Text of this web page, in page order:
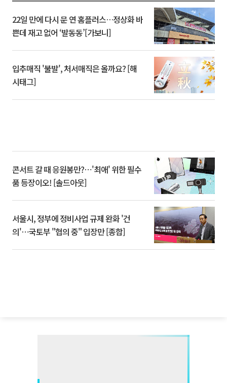
22일 만에 다시 문 연 홈플러스…정상화 바
쁜데 재고 없어 ‘발동동’[가보니]
입추매직 '불발', 처서매직은 올까요? [해
시태그]
콘서트 갈 때 응원봉만?⋯'최애' 위한 필수
품 등장이오! [솔드아웃]
서울시, 정부에 정비사업 규제 완화 '건
의'⋯국토부 "협의 중" 입장만 [종합]